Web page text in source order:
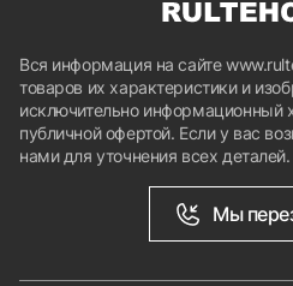
Вся информация на сайте
товаров их характеристики и
исключительно информационный
публичной офертой. Если у вас
нами для уточнения всех деталей.
Мы